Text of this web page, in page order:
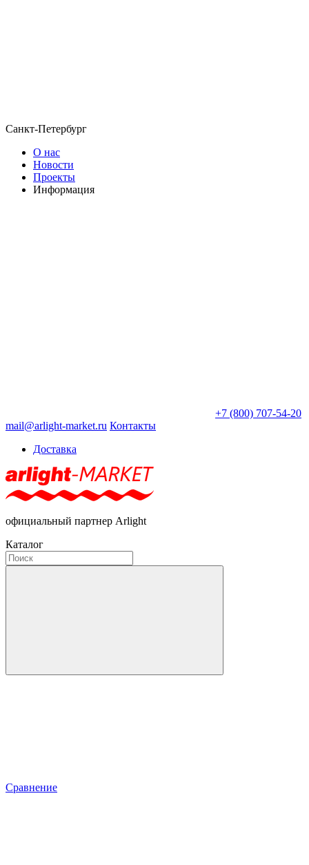
Санкт-Петербург
О нас
Новости
Проекты
Информация
+7 (800) 707-54-20
mail@arlight-market.ru Контакты
Доставка
официальный партнер Arlight
Каталог
Сравнение